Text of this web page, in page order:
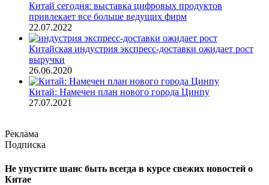
Китай сегодня: выставка цифровых продуктов
привлекает все больше ведущих фирм
22.07.2022
Китайская индустрия экспресс-доставки ожидает рост
выручки
26.06.2020
Китай: Намечен план нового города Цинпу
27.07.2021
Реклама
Подписка
Не упустите шанс быть всегда в курсе свежих новостей о
Китае